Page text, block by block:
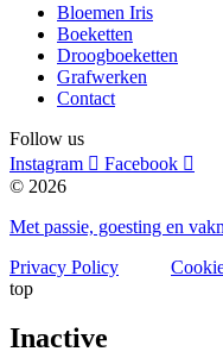
Bloemen Iris
Boeketten
Droogboeketten
Grafwerken
Contact
Follow us
Instagram
Facebook
© 2026
Met passie, goesting en
Privacy Policy
top
Inactive